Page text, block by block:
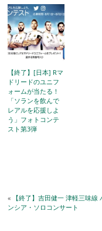
【終了】[日本] Rマ
ドリードのユニフ
ォームが当たる！
「ソランを飲んで
レアルを応援しよ
う」フォトコンテ
スト第3弾
« 【終了】吉田健一 津軽三味線
ンシア・ソロコンサート